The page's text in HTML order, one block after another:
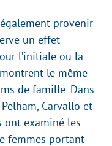
provenir
un effet
l’initiale ou la
le même
de famille. Dans
Carvallo et
ont examiné les
femmes portant